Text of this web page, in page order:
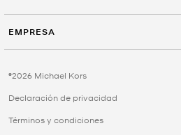
EMPRESA
©2026 Michael Kors
Declaración de privacidad
Términos y condiciones